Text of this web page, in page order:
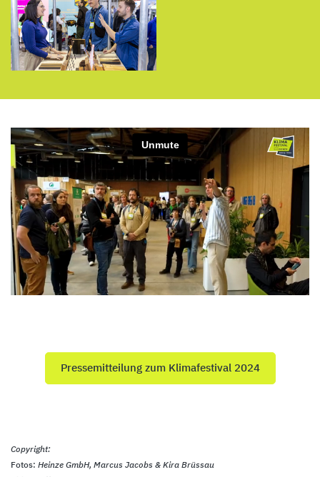
Pressemitteilung zum Klimafestival 2024
Copyright:
Fotos: Heinze GmbH, Marcus Jacobs & Kira Brüssau